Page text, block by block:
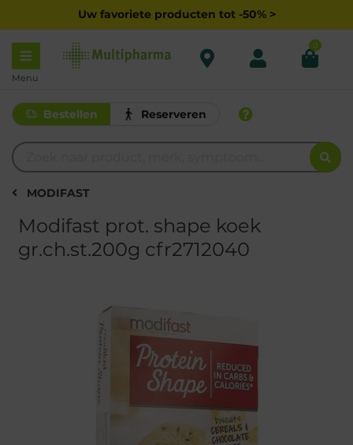
Uw favoriete producten tot -50% >
Menu
0
Bestellen Reserveren
MODIFAST
Modifast prot. shape koek
gr.ch.st.200g cfr2712040